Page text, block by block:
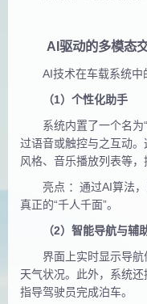
AI驱动的多模态
AI技术在车载系统中
（1）个性化助手
系统内置了一个名为
过语音或触控与之互动
风格、音乐播放列表等，
亮点 ：通过AI算法
真正的“千人千面”。
（2）智能导航与辅
界面上实时显示导
天气状况。此外，系统
指导驾驶员完成泊车。